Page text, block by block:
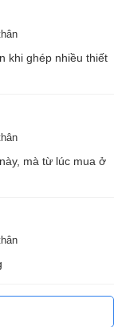
điện Vatasa
kế hộp chữ nhật
đối, nhỏ gọn thích
quá nhiều diện tích
khi ghép nhiều thiết
mà từ lúc mua ở